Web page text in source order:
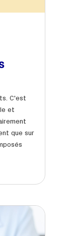
C'est
et
que sur